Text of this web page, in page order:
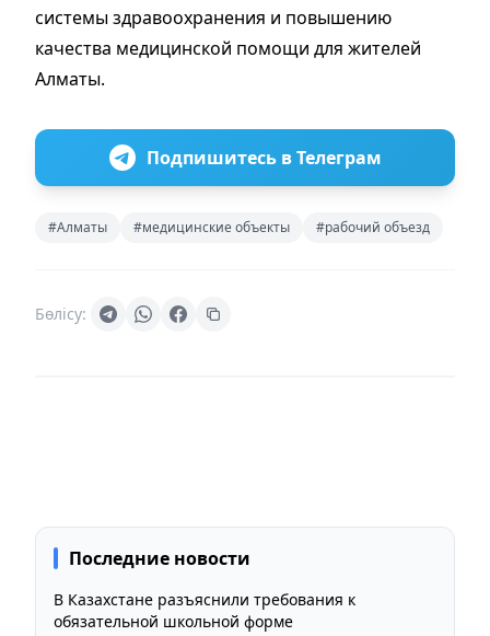
системы здравоохранения и повышению
качества медицинской помощи для жителей
Алматы.
Подпишитесь в Телеграм
#Алматы #медицинские объекты #рабочий объезд
Бөлісу:
Последние новости
В Казахстане разъяснили требования к
обязательной школьной форме